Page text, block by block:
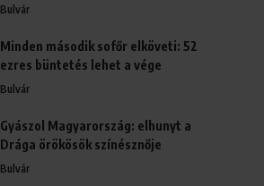
Bulvár
Minden második sofőr elköveti: 52
ezres büntetés lehet a vége
Bulvár
Gyászol Magyarország: elhunyt a
Drága örökösök színésznője
Bulvár